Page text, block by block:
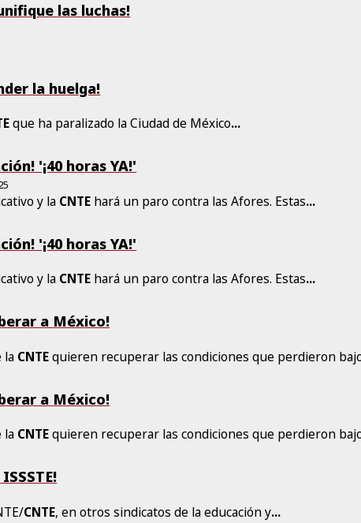
las luchas!
la huelga!
que ha paralizado la Ciudad de México...
'¡40 horas YA!'
y la CNTE hará un paro contra las Afores. Estas...
'¡40 horas YA!'
y la CNTE hará un paro contra las Afores. Estas...
a México!
la CNTEquieren recuperar las condiciones que perdieron
a México!
la CNTEquieren recuperar las condiciones que perdieron
CNTE, en otros sindicatos de la educación y...